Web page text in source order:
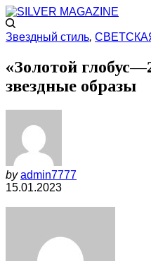
Звездный стиль,
«Золотой
звездные образы
by admin7777
15.01.2023